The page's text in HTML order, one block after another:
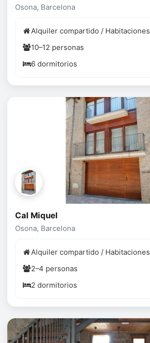
Osona, Barcelona
Alquiler compartido / Habitaciones
10–12 personas
6 dormitorios
Cal Miquel
Osona, Barcelona
Alquiler compartido / Habitaciones
2–4 personas
2 dormitorios